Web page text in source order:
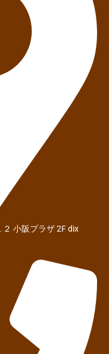
小阪プラザ 2F dix